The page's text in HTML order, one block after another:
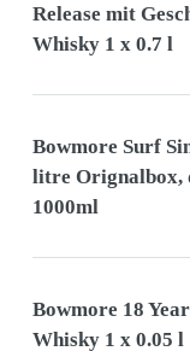
Release mit
Whisky 1 x 0.7 l
Bowmore Surf
litre Orignalbox,
1000ml
Bowmore 18
Whisky 1 x 0.05 l